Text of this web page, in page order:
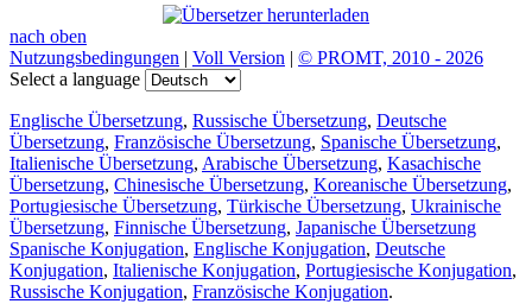
nach oben
Nutzungsbedingungen | Voll Version | © PROMT, 2010 - 2026
Select a language
Englische Übersetzung, Russische Übersetzung, Deutsche
Übersetzung, Französische Übersetzung, Spanische Übersetzung,
Italienische Übersetzung, Arabische Übersetzung, Kasachische
Übersetzung, Chinesische Übersetzung, Koreanische Übersetzung,
Portugiesische Übersetzung, Türkische Übersetzung, Ukrainische
Übersetzung, Finnische Übersetzung, Japanische Übersetzung
Spanische Konjugation, Englische Konjugation, Deutsche
Konjugation, Italienische Konjugation, Portugiesische Konjugation,
Russische Konjugation, Französische Konjugation.